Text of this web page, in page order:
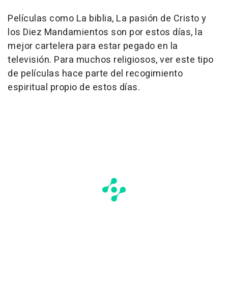
Películas como La biblia, La pasión de Cristo y
los Diez Mandamientos son por estos días, la
mejor cartelera para estar pegado en la
televisión. Para muchos religiosos, ver este tipo
de películas hace parte del recogimiento
espiritual propio de estos días.